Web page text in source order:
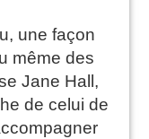
une façon
même des
Jane Hall,
de celui de